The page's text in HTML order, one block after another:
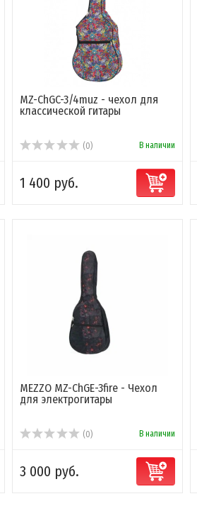
MZ-ChGC-3/4muz - чехол для
классической гитары
(0) В наличии
1 400 руб.
MEZZO MZ-ChGE-3fire - Чехол
для электрогитары
(0) В наличии
3 000 руб.